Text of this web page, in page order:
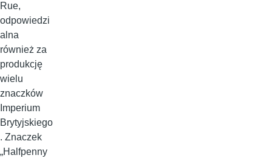
Rue,
odpowiedzi
alna
również za
produkcję
wielu
znaczków
Imperium
Brytyjskiego
. Znaczek
„Halfpenny